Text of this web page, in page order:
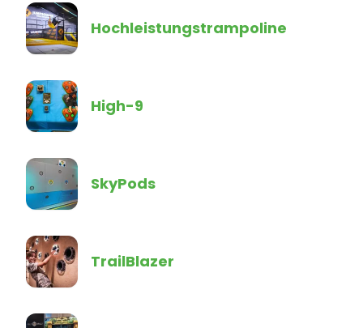
Hochleistungstrampoline
High-9
SkyPods
TrailBlazer